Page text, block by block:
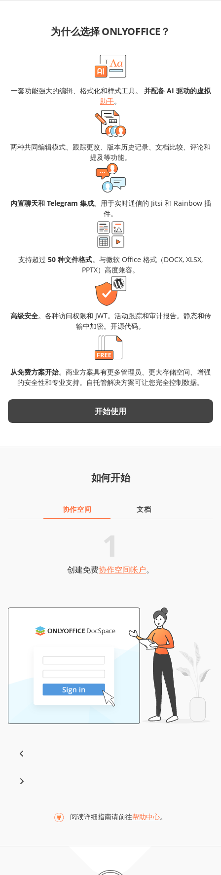
为什么选择 ONLYOFFICE？
一套功能强大的编辑、格式化和样式工具。 并配备 AI 驱动的虚拟
助手。
两种共同编辑模式、跟踪更改、版本历史记录、文档比较、评论和
提及等功能。
内置聊天和 Telegram 集成。用于实时通信的 Jitsi 和 Rainbow 插
件。
支持超过 50 种文件格式。与微软 Office 格式（DOCX, XLSX,
PPTX）高度兼容。
高级安全。各种访问权限和 JWT。活动跟踪和审计报告。静态和传
输中加密。开源代码。
从免费方案开始。商业方案具有更多管理员、更大存储空间、增强
的安全性和专业支持。自托管解决方案可让您完全控制数据。
开始使用
如何开始
协作空间 文档
1
创建免费协作空间帐户。
阅读详细指南请前往帮助中心。